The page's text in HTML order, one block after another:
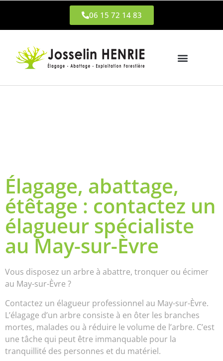
06 15 72 14 83
Élagage, abattage,
étêtage : contactez un
élagueur spécialiste
au May-sur-Èvre
Vous disposez un arbre à abattre, tronquer ou écimer
au May-sur-Èvre ?
Contactez un élagueur professionnel au May-sur-Èvre.
L’élagage d’un arbre consiste à en ôter les branches
mortes, malades ou à réduire le volume de l’arbre. C’est
une tâche qui peut être immanquable pour la
tranquillité des personnes et du matériel.